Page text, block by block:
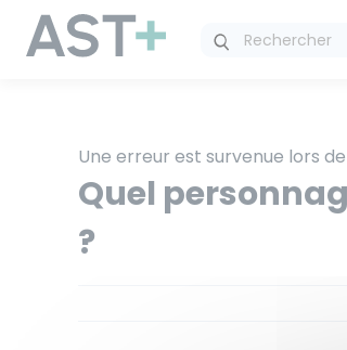
Une erreur est survenue lors
Quel
?
Panneau de gestion des cookies